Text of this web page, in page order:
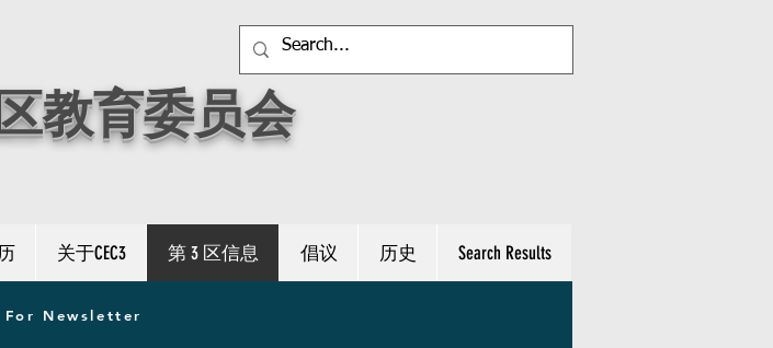
教育委员会
关于CEC3 第 3 区信息 倡议 历史 Search Results
For Newsletter